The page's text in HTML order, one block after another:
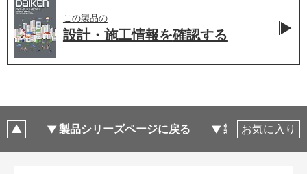
この製品の
設計・施工情報を確認する
製品シリーズページに戻る 製品仕様
お気に入り